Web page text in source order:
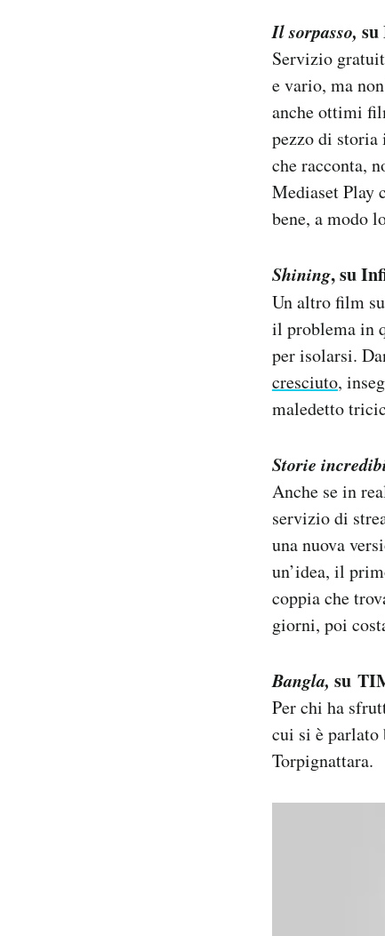
Il sorpasso, su
Servizio
e vario, ma
anche ottimi
pezzo di storia
che racconta,
Mediaset Play
bene, a modo
Shining, su
Un altro film
il problema in
per isolarsi.
cresciuto,
maledetto
Storie
Anche se in
servizio di
una nuova
un’idea, il
coppia che
giorni, poi
Bangla, su
Per chi ha
cui si è parlato
Torpignattara.